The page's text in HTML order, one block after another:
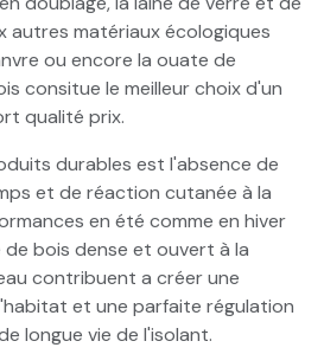
autres matériaux écologiques
ou encore la ouate de
consitue le meilleur choix d'un
qualité prix.
durables est l'absence de
et de réaction cutanée à la
en été comme en hiver
bois dense et ouvert à la
contribuent a créer une
et une parfaite régulation
longue vie de l'isolant.